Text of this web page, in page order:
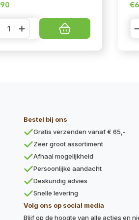
€
Bestel bij ons
Gratis verzenden vanaf € 65,-
Zeer groot assortiment
Afhaal mogelijkheid
Persoonlijke aandacht
Deskundig advies
Snelle levering
Volg ons op social media
Blijf op de hoogte van alle acties en